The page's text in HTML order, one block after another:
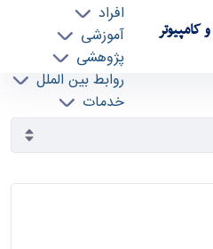
افراد
آموزشی
پژوهشی
روابط بین الملل
خدمات
آرشیو اطلاعیه ها - ece- دانشکده مهندسی برق و